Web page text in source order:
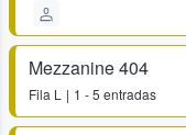
Mezzanine 404
Fila L 1 - 5 entradas